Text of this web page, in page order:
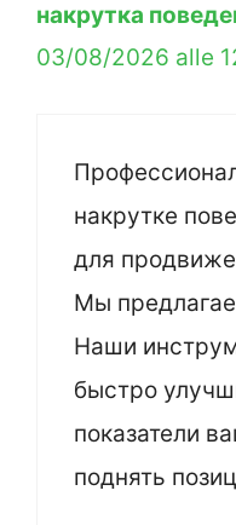
накрутка
03/08/2026 alle
накрутке
для
Мы
Наши
быстро
показатели
поднять